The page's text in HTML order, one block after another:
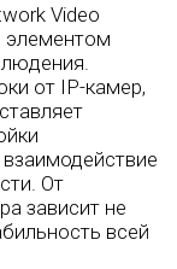
Video
элементом
от IP-камер,
От
зависит не
всей